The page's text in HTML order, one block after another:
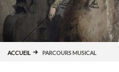
ACCUEIL PARCOURS MUSICAL